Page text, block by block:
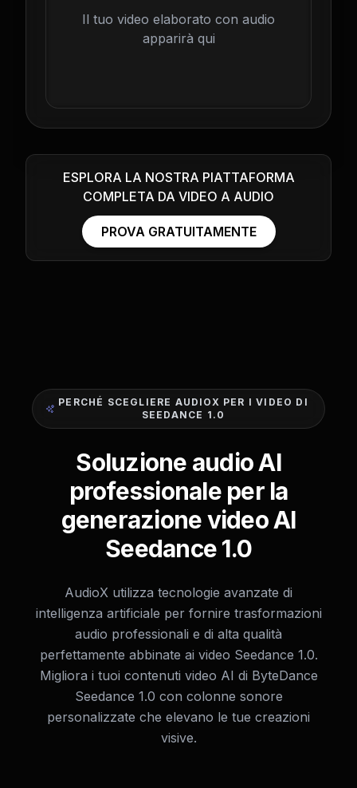
Il tuo video elaborato con audio
apparirà qui
ESPLORA LA NOSTRA PIATTAFORMA
COMPLETA DA VIDEO A AUDIO
PROVA GRATUITAMENTE
PERCHÉ SCEGLIERE AUDIOX PER I VIDEO DI
SEEDANCE 1.0
Soluzione audio AI
professionale per la
generazione video AI
Seedance 1.0
AudioX utilizza tecnologie avanzate di
intelligenza artificiale per fornire trasformazioni
audio professionali e di alta qualità
perfettamente abbinate ai video Seedance 1.0.
Migliora i tuoi contenuti video AI di ByteDance
Seedance 1.0 con colonne sonore
personalizzate che elevano le tue creazioni
visive.